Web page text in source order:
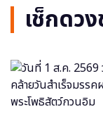
เช็กดวง